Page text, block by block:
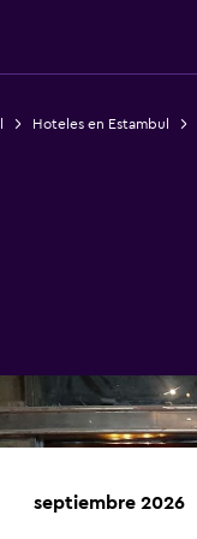
Hoteles en Estambul
septiembre 2026